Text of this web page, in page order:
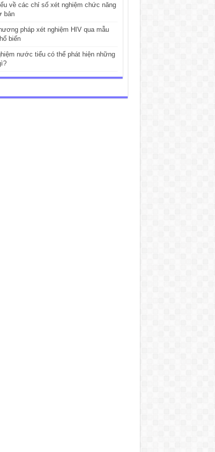
về các chỉ số xét nghiệm chức năng
bản
pháp xét nghiệm HIV qua mẫu
biến
nước tiểu có thể phát hiện những